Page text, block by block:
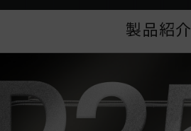
製品紹介